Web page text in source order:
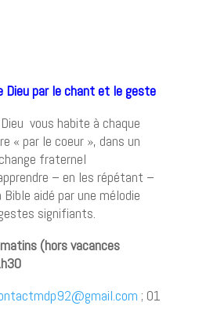
Dieu par le chant et le geste
vous habite à chaque
« par le coeur », dans un
fraternel
– en les répétant –
aidé par une mélodie
signifiants.
(hors vacances
; 01